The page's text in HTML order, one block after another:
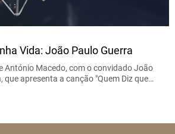
Vida: João Paulo Guerra
António Macedo, com o convidado João
que apresenta a canção "Quem Diz que…